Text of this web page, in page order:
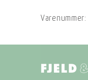
Varenummer: